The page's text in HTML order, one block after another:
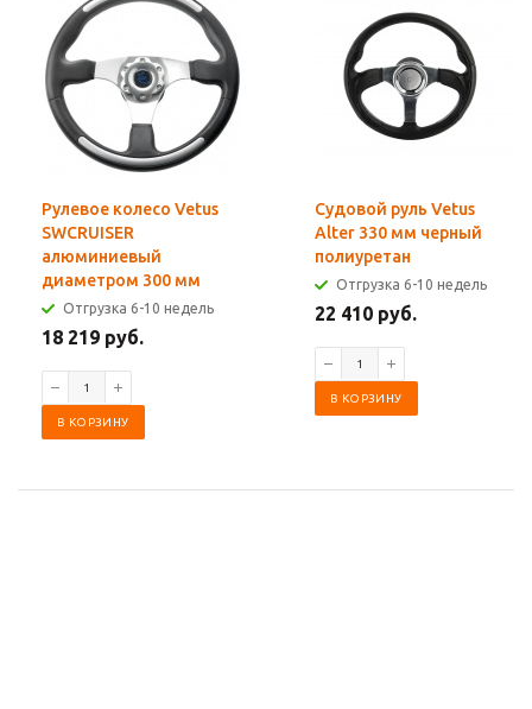
Рулевое колесо Vetus
SWCRUISER
алюминиевый
диаметром 300 мм
Отгрузка 6-10 недель
18 219 руб.
В КОРЗИНУ
Судовой руль Vetus
Alter 330 мм черный
полиуретан
Отгрузка 6-10 недель
22 410 руб.
В КОРЗИНУ